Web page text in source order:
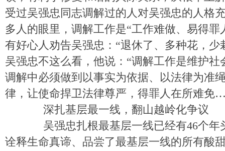
受过吴强忠同志调解过的人对吴强忠的人格
多人的眼里，调解工作是“工作难做、易得罪
有好心人劝告吴强忠：“退休了、多种花，少
吴强忠不这么看，他说：“调解工作是维护社
调解中必须做到以事实为依据、以法律为准
律，让使命捍卫法律尊严，得罪人在所难
深扎基层最一线，翻山越岭化争议
吴强忠扎根最基层一线已经有46个年
诠释生命真谛、品尝了最基层一线的所有酸